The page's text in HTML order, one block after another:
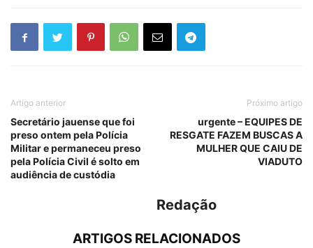
Artigo anterior
Secretário jauense que foi
preso ontem pela Polícia
Militar e permaneceu preso
pela Polícia Civil é solto em
audiência de custódia
Próximo artigo
urgente – EQUIPES DE
RESGATE FAZEM BUSCAS A
MULHER QUE CAIU DE
VIADUTO
Redação
ARTIGOS RELACIONADOS